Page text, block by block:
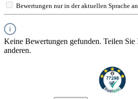
Bewertungen nur in der aktuellen Sprache
Keine Bewertungen gefunden. Teilen
anderen.